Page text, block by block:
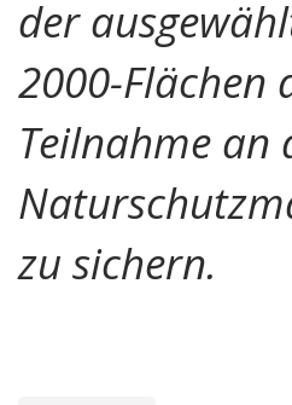
der
2000-Flächen
Teilnahme an
zu sichern.